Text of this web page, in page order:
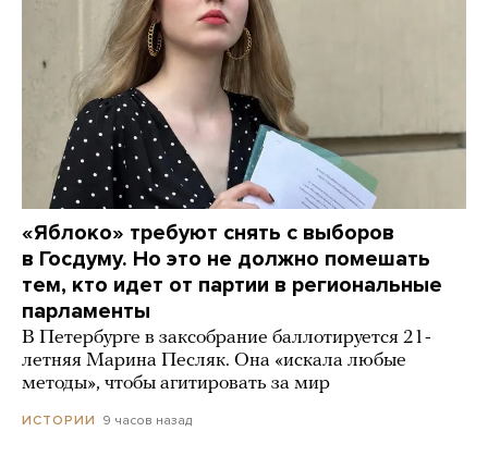
«Яблоко» требуют снять с выборов
в Госдуму. Но это не должно помешать
тем, кто идет от партии в региональные
парламенты
В Петербурге в заксобрание баллотируется 21-
летняя Марина Песляк. Она «искала любые
методы», чтобы агитировать за мир
ИСТОРИИ 9 часов назад